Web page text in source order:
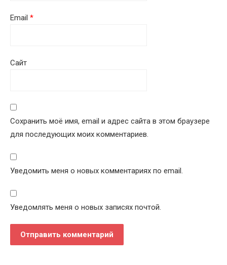
Email *
Сайт
Сохранить моё имя, email и адрес сайта в этом браузере
для последующих моих комментариев.
Уведомить меня о новых комментариях по email.
Уведомлять меня о новых записях почтой.